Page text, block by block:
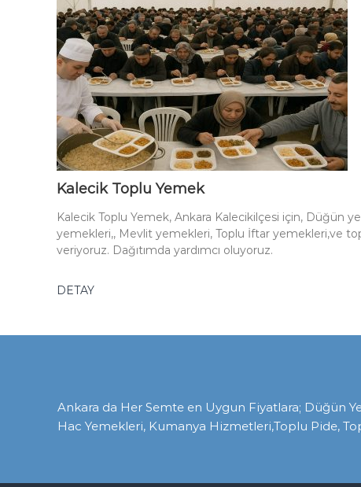
Kalecik Toplu Yemek
Kalecik Toplu Yemek, Ankara Kalecikilçesi için, Düğün
yemekleri,, Mevlit yemekleri, Toplu İftar yemekleri,ve
veriyoruz. Dağıtımda yardımcı oluyoruz.
DETAY
Ankara da Her Semte en Uygun Fiyatlara; Düğün
Hac Yemekleri, Kumanya Hizmetleri,Toplu Pide,